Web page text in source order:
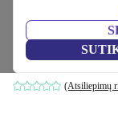
Lionelo
pilka
(Atsiliepimų